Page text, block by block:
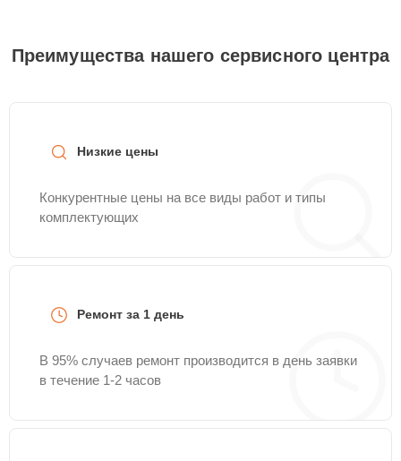
Преимущества нашего сервисного центра
Низкие цены
Конкурентные цены на все виды работ и типы
комплектующих
Ремонт за 1 день
В 95% случаев ремонт производится в день заявки
в течение 1-2 часов